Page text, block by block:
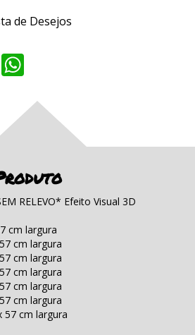
de Desejos
Pinterest
RELEVO* Efeito Visual 3D
cm largura
cm largura
cm largura
cm largura
cm largura
cm largura
57 cm largura